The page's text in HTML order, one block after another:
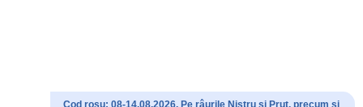
Cod roșu: 08-14.08.2026. Pe râurile Nistru și Prut, precum și